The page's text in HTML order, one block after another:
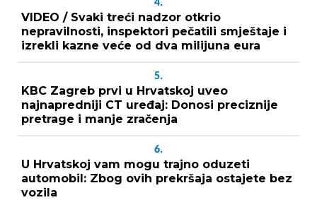
4.
VIDEO / Svaki treći nadzor otkrio
nepravilnosti, inspektori pečatili smještaje i
izrekli kazne veće od dva milijuna eura
5.
KBC Zagreb prvi u Hrvatskoj uveo
najnapredniji CT uređaj: Donosi preciznije
pretrage i manje zračenja
6.
U Hrvatskoj vam mogu trajno oduzeti
automobil: Zbog ovih prekršaja ostajete bez
vozila